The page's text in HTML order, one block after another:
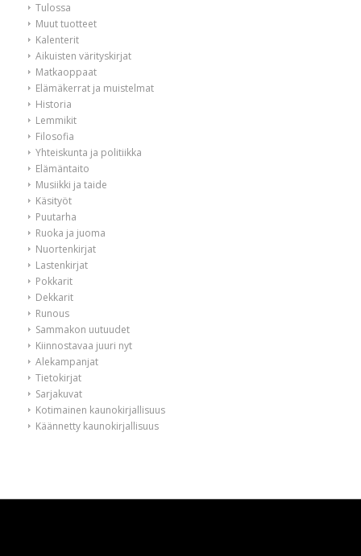
Tulossa
Muut tuotteet
Kalenterit
Aikuisten värityskirjat
Matkaoppaat
Elämäkerrat ja muistelmat
Historia
Lemmikit
Filosofia
Yhteiskunta ja politiikka
Elämäntaito
Musiikki ja taide
Käsityöt
Puutarha
Ruoka ja juoma
Nuortenkirjat
Lastenkirjat
Pokkarit
Dekkarit
Runous
Sammakon uutuudet
Kiinnostavaa juuri nyt
Alekampanjat
Tietokirjat
Sarjakuvat
Kotimainen kaunokirjallisuus
Käännetty kaunokirjallisuus